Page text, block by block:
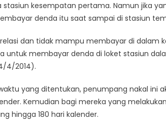
kesempatan pertama. Namun jika
denda itu saat sampai di stasiun
dan tidak mampu membayar di dalam
membayar denda di loket stasiun
4/2014).
yang ditentukan, penumpang nakal ini
Kemudian bagi mereka yang
hingga 180 hari kalender.